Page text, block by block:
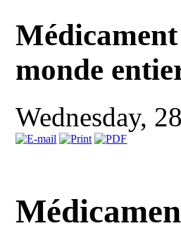
monde
Wednesday,